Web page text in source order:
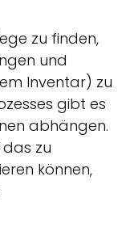
zu finden,
und
Inventar) zu
gibt es
abhängen.
zu
können,